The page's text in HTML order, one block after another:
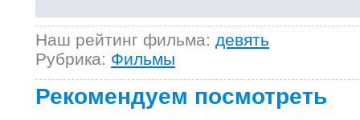
Наш рейтинг фильма: девять
Рубрика: Фильмы
Рекомендуем посмотреть